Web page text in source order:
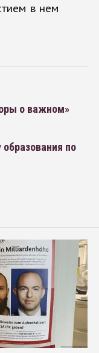
в нем
о важном»
по